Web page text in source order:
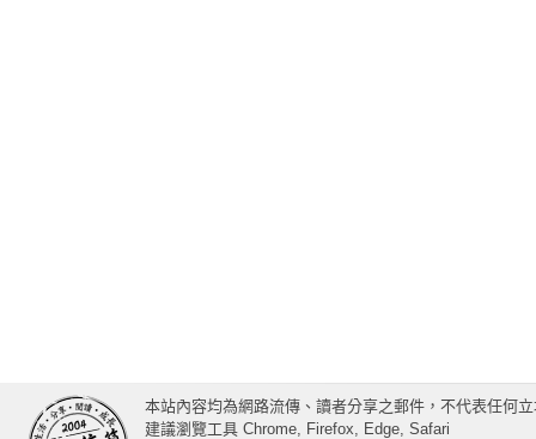
本站內容均為網路流傳、讀者分享之郵件，不代表任何
建議瀏覽工具 Chrome, Firefox, Edge, Safari